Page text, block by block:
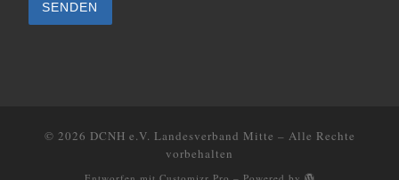
e
© 2026 DCNH e.V. Landesverband Mitte – Alle Rechte
vorbehalten